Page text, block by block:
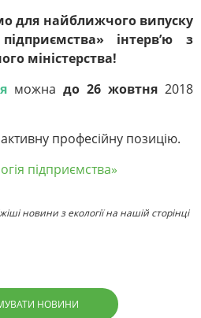
для найближчого випуску
інтерв’ю з
міністерства!
можна до 26 жовтня 2018
професійну позицію.
підприємства»
новини з екології на нашій сторінці
НОВИНИ